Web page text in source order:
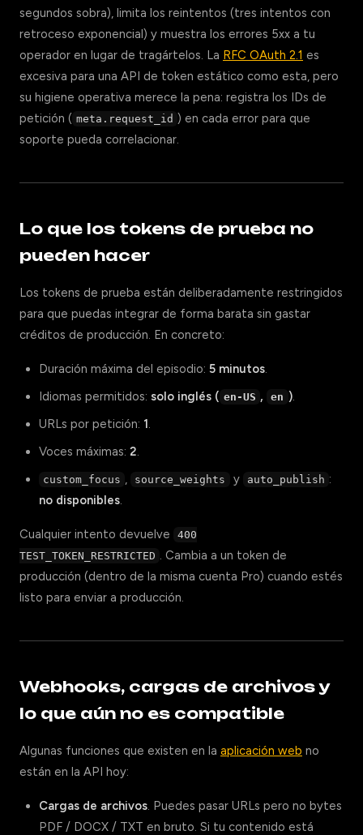
segundos sobra), limita los reintentos (tres intentos con
retroceso exponencial) y muestra los errores 5xx a tu
operador en lugar de tragártelos. La RFC OAuth 2.1 es
excesiva para una API de token estático como esta, pero
su higiene operativa merece la pena: registra los IDs de
petición ( meta.request_id ) en cada error para que
soporte pueda correlacionar.
Lo que los tokens de prueba no
pueden hacer
Los tokens de prueba están deliberadamente restringidos
para que puedas integrar de forma barata sin gastar
créditos de producción. En concreto:
Duración máxima del episodio: 5 minutos.
Idiomas permitidos: solo inglés ( en-US , en ).
URLs por petición: 1.
Voces máximas: 2.
custom_focus , source_weights y auto_publish :
no disponibles.
Cualquier intento devuelve
400
TEST_TOKEN_RESTRICTED . Cambia a un token de
producción (dentro de la misma cuenta Pro) cuando estés
listo para enviar a producción.
Webhooks, cargas de archivos y
lo que aún no es compatible
Algunas funciones que existen en la aplicación web no
están en la API hoy:
Cargas de archivos. Puedes pasar URLs pero no bytes
PDF / DOCX / TXT en bruto. Si tu contenido está